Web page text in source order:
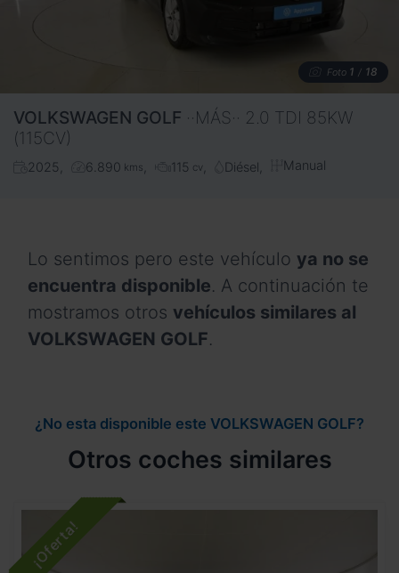
Foto 1 / 18
VOLKSWAGEN GOLF ··MÁS·· 2.0 TDI 85KW
(115CV)
2025 6.890 kms 115 cv Diésel Manual
Lo sentimos pero este vehículo ya no se
encuentra disponible. A continuación te
mostramos otros vehículos similares al
VOLKSWAGEN GOLF.
¿No esta disponible este VOLKSWAGEN GOLF?
Otros coches similares